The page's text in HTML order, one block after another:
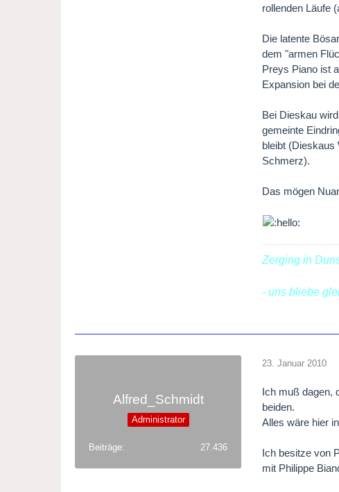
rollenden Läufe
Die latente
dem "armen
Preys Piano ist
Expansion bei
Bei Dieskau
gemeinte
bleibt (Dieskaus
Schmerz).
Das mögen
Zerging in
- uns bliebe
Alfred_Schmidt
Administrator
Beiträge 27.436
23. Januar 2010
Ich muß dagen,
beiden.
Alles wäre hier
Ich besitze von
mit Philippe